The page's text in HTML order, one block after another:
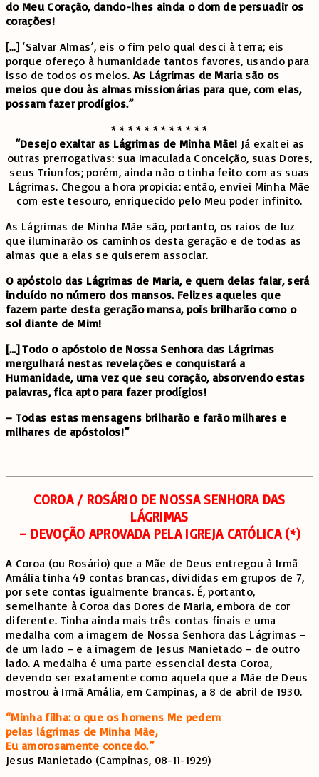
do Meu Coração, dando-lhes ainda o dom de persuadir os
corações!
[…] ‘Salvar Almas’, eis o fim pelo qual desci à terra; eis
porque ofereço à humanidade tantos favores, usando para
isso de todos os meios. As Lágrimas de Maria são os
meios que dou às almas missionárias para que, com elas,
possam fazer prodígios.”
* * * * * * * * * * * *
“Desejo exaltar as Lágrimas de Minha Mãe! Já exaltei as
outras prerrogativas: sua Imaculada Conceição, suas Dores,
seus Triunfos; porém, ainda não o tinha feito com as suas
Lágrimas. Chegou a hora propicia: então, enviei Minha Mãe
com este tesouro, enriquecido pelo Meu poder infinito.
As Lágrimas de Minha Mãe são, portanto, os raios de luz
que iluminarão os caminhos desta geração e de todas as
almas que a elas se quiserem associar.
O apóstolo das Lágrimas de Maria, e quem delas falar, será
incluído no número dos mansos. Felizes aqueles que
fazem parte desta geração mansa, pois brilharão como o
sol diante de Mim!
[…] Todo o apóstolo de Nossa Senhora das Lágrimas
mergulhará nestas revelações e conquistará a
Humanidade, uma vez que seu coração, absorvendo estas
palavras, fica apto para fazer prodígios!
– Todas estas mensagens brilharão e farão milhares e
milhares de apóstolos!”
COROA / ROSÁRIO DE NOSSA SENHORA DAS
LÁGRIMAS
– DEVOÇÃO APROVADA PELA IGREJA CATÓLICA (*)
A Coroa (ou Rosário) que a Mãe de Deus entregou à Irmã
Amália tinha 49 contas brancas, divididas em grupos de 7,
por sete contas igualmente brancas. É, portanto,
semelhante à Coroa das Dores de Maria, embora de cor
diferente. Tinha ainda mais três contas finais e uma
medalha com a imagem de Nossa Senhora das Lágrimas –
de um lado – e a imagem de Jesus Manietado – de outro
lado. A medalha é uma parte essencial desta Coroa,
devendo ser exatamente como aquela que a Mãe de Deus
mostrou à Irmã Amália, em Campinas, a 8 de abril de 1930.
“Minha filha: o que os homens Me pedem
pelas lágrimas de Minha Mãe,
Eu amorosamente concedo.”
Jesus Manietado (Campinas, 08-11-1929)